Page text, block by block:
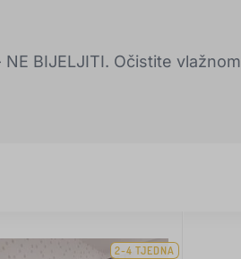
NE BIJELJITI. Očistite vlažnom
2-4 TJEDNA